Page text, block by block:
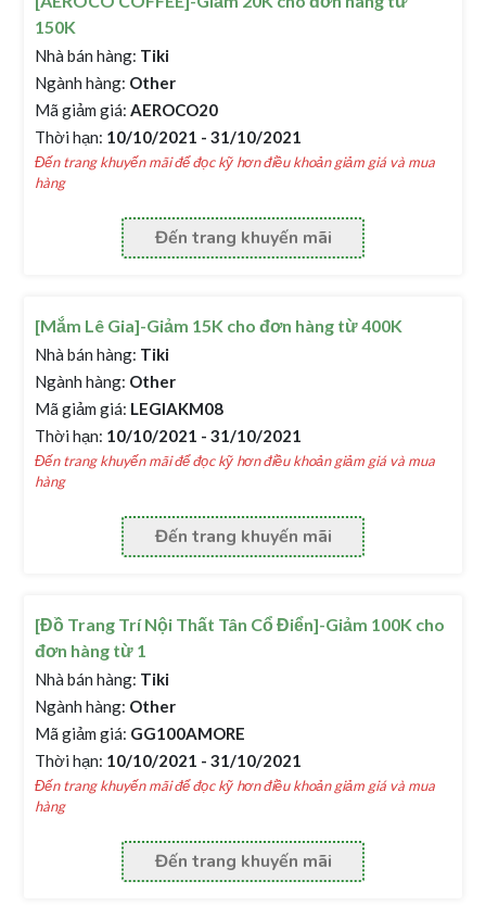
150K
Nhà bán hàng: Tiki
Ngành hàng: Other
Mã giảm giá: AEROCO20
Thời hạn: 10/10/2021 - 31/10/2021
Đến trang khuyến mãi để đọc kỹ hơn điều khoản giảm giá và mua
hàng
Đến trang khuyến mãi
[Mắm Lê Gia]-Giảm 15K cho đơn hàng từ 400K
Nhà bán hàng: Tiki
Ngành hàng: Other
Mã giảm giá: LEGIAKM08
Thời hạn: 10/10/2021 - 31/10/2021
Đến trang khuyến mãi để đọc kỹ hơn điều khoản giảm giá và mua
hàng
Đến trang khuyến mãi
[Đồ Trang Trí Nội Thất Tân Cổ Điển]-Giảm 100K cho
đơn hàng từ 1
Nhà bán hàng: Tiki
Ngành hàng: Other
Mã giảm giá: GG100AMORE
Thời hạn: 10/10/2021 - 31/10/2021
Đến trang khuyến mãi để đọc kỹ hơn điều khoản giảm giá và mua
hàng
Đến trang khuyến mãi